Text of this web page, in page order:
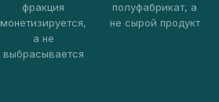
фракция
монетизируется,
а не
выбрасывается
полуфабрикат, а
не сырой продукт